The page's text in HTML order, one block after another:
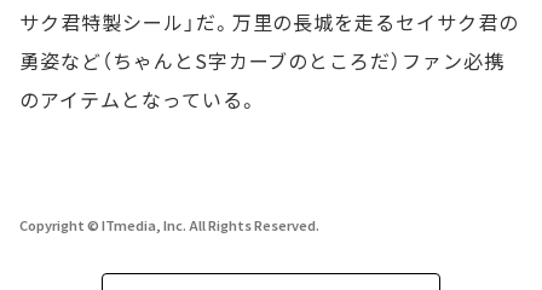
サク君特製シール」だ。万里の長城を走るセイサク君の
勇姿など（ちゃんとS字カーブのところだ）ファン必携
のアイテムとなっている。
Copyright © ITmedia, Inc. All Rights Reserved.